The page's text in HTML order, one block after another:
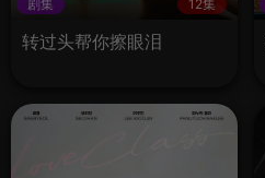
剧集 12集
转过头帮你擦眼泪